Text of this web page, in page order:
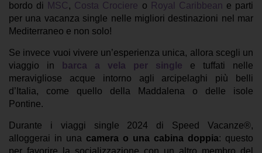
bordo di MSC, Costa Crociere o Royal Caribbean e parti
per una vacanza single nelle migliori destinazioni nel mar
Mediterraneo e non solo!
Se invece vuoi vivere un’esperienza unica, allora scegli un
viaggio in
barca a vela per single e tuffati nelle
meravigliose acque intorno agli arcipelaghi più belli
d’Italia, come quello della Maddalena o delle isole
Pontine.
Durante i viaggi single 2024 di Speed Vacanze®,
alloggerai in una camera o una cabina doppia: questo
per favorire la socializzazione con un altro membro del